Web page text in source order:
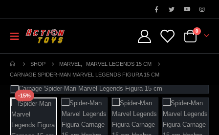
0
SHOP MARVEL
MARVEL LEGENDS 15 CM
CARNAGE SPIDER-MAN MARVEL LEGENDS FIGURA 15 CM
-15%